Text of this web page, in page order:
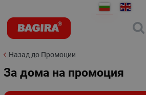
Назад до Промоции
За дома на промоция